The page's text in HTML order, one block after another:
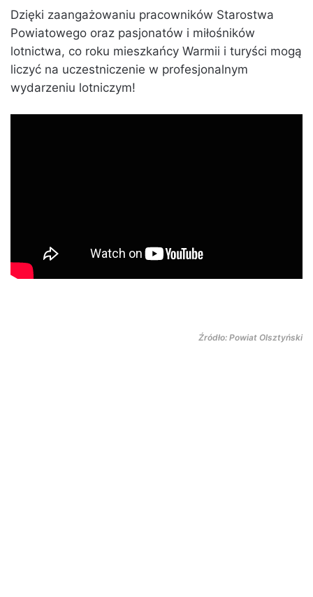
Dzięki zaangażowaniu pracowników Starostwa
Powiatowego oraz pasjonatów i miłośników
lotnictwa, co roku mieszkańcy Warmii i turyści mogą
liczyć na uczestniczenie w profesjonalnym
wydarzeniu lotniczym!
Źródło: Powiat Olsztyński